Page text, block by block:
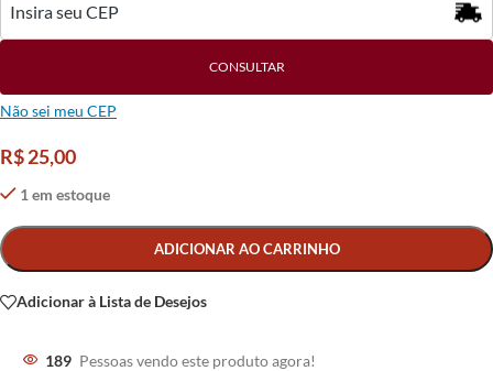
CONSULTAR
Não sei meu CEP
R$25,00
1 em estoque
ADICIONAR AO CARRINHO
Alternative:
Adicionar à Lista de Desejos
189 Pessoas vendo este produto agora!